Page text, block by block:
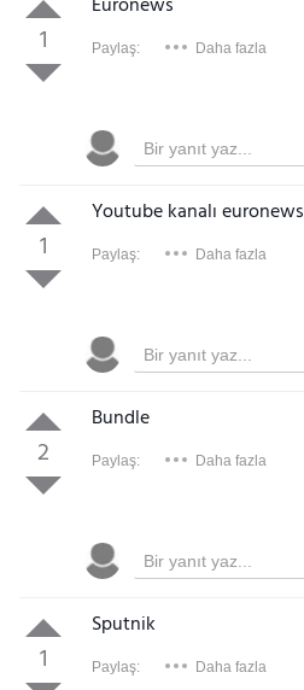
1 Paylaş: Daha fazla
1
Youtube kanalı euronews
Paylaş: Daha fazla
2
Bundle
Paylaş: Daha fazla
1
Sputnik
Paylaş: Daha fazla